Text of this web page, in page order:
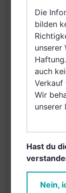
MAX.
Die
bilden
unserer
auch
Verkauf
Wir
unserer
Hast du
Nein,